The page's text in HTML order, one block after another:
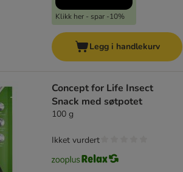
Klikk her - spar -10%
Legg i handlekurv
Concept for Life Insect
Snack med søtpotet
100 g
Ikket vurdert